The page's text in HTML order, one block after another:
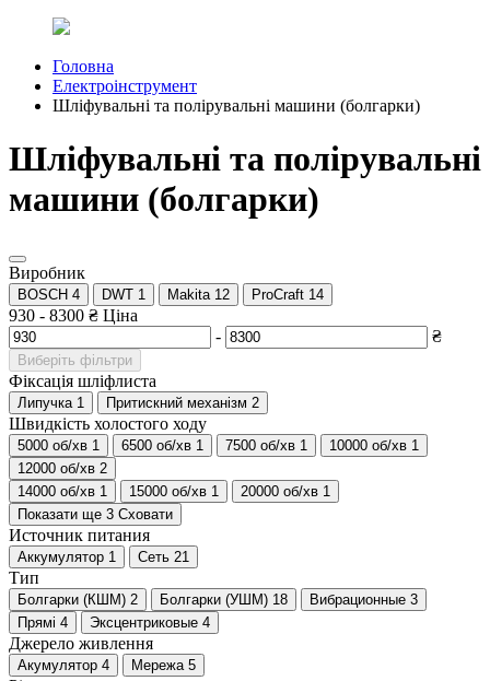
Головна
Електроінструмент
Шліфувальні та полірувальні машини (болгарки)
Шліфувальні та полірувальні
машини (болгарки)
Виробник
BOSCH 4 DWT 1 Makita 12 ProCraft 14
930 - 8300 ₴ Ціна
-
₴
Виберіть фільтри
Фіксація шліфлиста
Липучка 1 Притискний механізм 2
Швидкість холостого ходу
5000 об/хв 1 6500 об/хв 1 7500 об/хв 1 10000 об/хв 1
12000 об/хв 2
14000 об/хв 1 15000 об/хв 1 20000 об/хв 1
Показати ще 3 Сховати
Источник питания
Аккумулятор 1 Сеть 21
Тип
Болгарки (КШМ) 2 Болгарки (УШМ) 18 Вибрационные 3
Прямі 4 Эксцентриковые 4
Джерело живлення
Акумулятор 4 Мережа 5